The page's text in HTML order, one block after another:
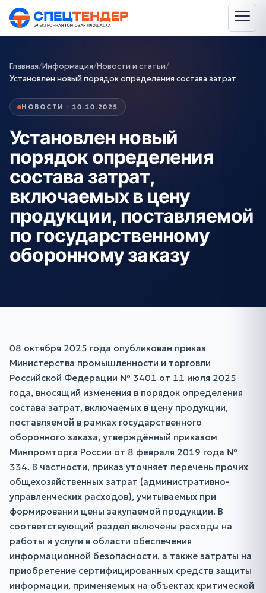
Главная/Информация/Новости и статьи/
Установлен новый порядок определения состава затрат
НОВОСТИ · 10.10.2025
Установлен новый
порядок определения
состава затрат,
включаемых в цену
продукции, поставляемой
по государственному
оборонному заказу
08 октября 2025 года опубликован приказ
Министерства промышленности и торговли
Российской Федерации № 3401 от 11 июля 2025
года, вносящий изменения в порядок определения
состава затрат, включаемых в цену продукции,
поставляемой в рамках государственного
оборонного заказа, утверждённый приказом
Минпромторга России от 8 февраля 2019 года №
334. В частности, приказ уточняет перечень прочих
общехозяйственных затрат (административно-
управленческих расходов), учитываемых при
формировании цены закупаемой продукции. В
соответствующий раздел включены расходы на
работы и услуги в области обеспечения
информационной безопасности, а также затраты на
приобретение сертифицированных средств защиты
информации, применяемых на объектах критической